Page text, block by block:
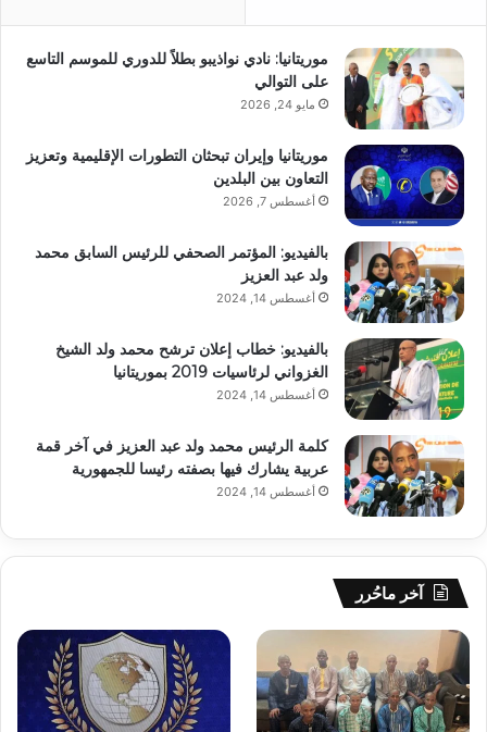
موريتانيا: نادي نواذيبو بطلاً للدوري للموسم التاسع
على التوالي
مايو 24, 2026
موريتانيا وإيران تبحثان التطورات الإقليمية وتعزيز
التعاون بين البلدين
أغسطس 7, 2026
بالفيديو: المؤتمر الصحفي للرئيس السابق محمد
ولد عبد العزيز
أغسطس 14, 2024
بالفيديو: خطاب إعلان ترشح محمد ولد الشيخ
الغزواني لرئاسيات 2019 بموريتانيا
أغسطس 14, 2024
كلمة الرئيس محمد ولد عبد العزيز في آخر قمة
عربية يشارك فيها بصفته رئيسا للجمهورية
أغسطس 14, 2024
آخر ماحُرر